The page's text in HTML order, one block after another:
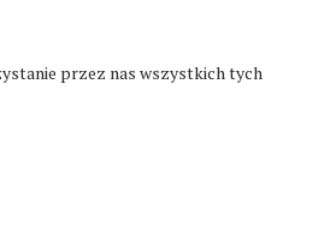
przez nas wszystkich tych